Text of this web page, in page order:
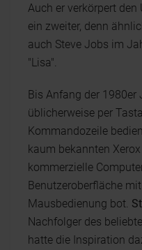
Auch er verkörpert
ein zweiter, denn
auch Steve Jobs im
"Lisa".
Bis Anfang der 1980er
üblicherweise per
Kommandozeile
kaum bekannten
kommerzielle
Benutzeroberfläche
Mausbedienung bot.
Nachfolger des
hatte die Inspiration